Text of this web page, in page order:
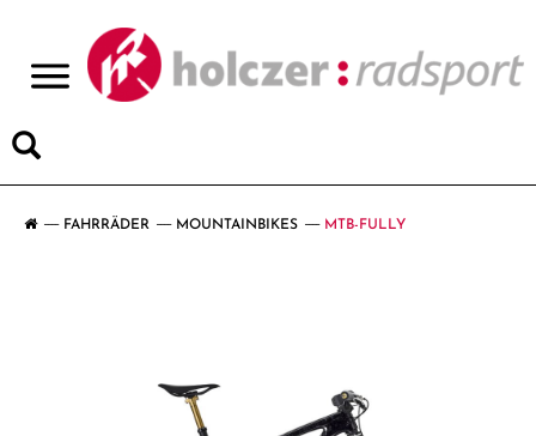
FAHRRÄDER MOUNTAINBIKES MTB-FULLY